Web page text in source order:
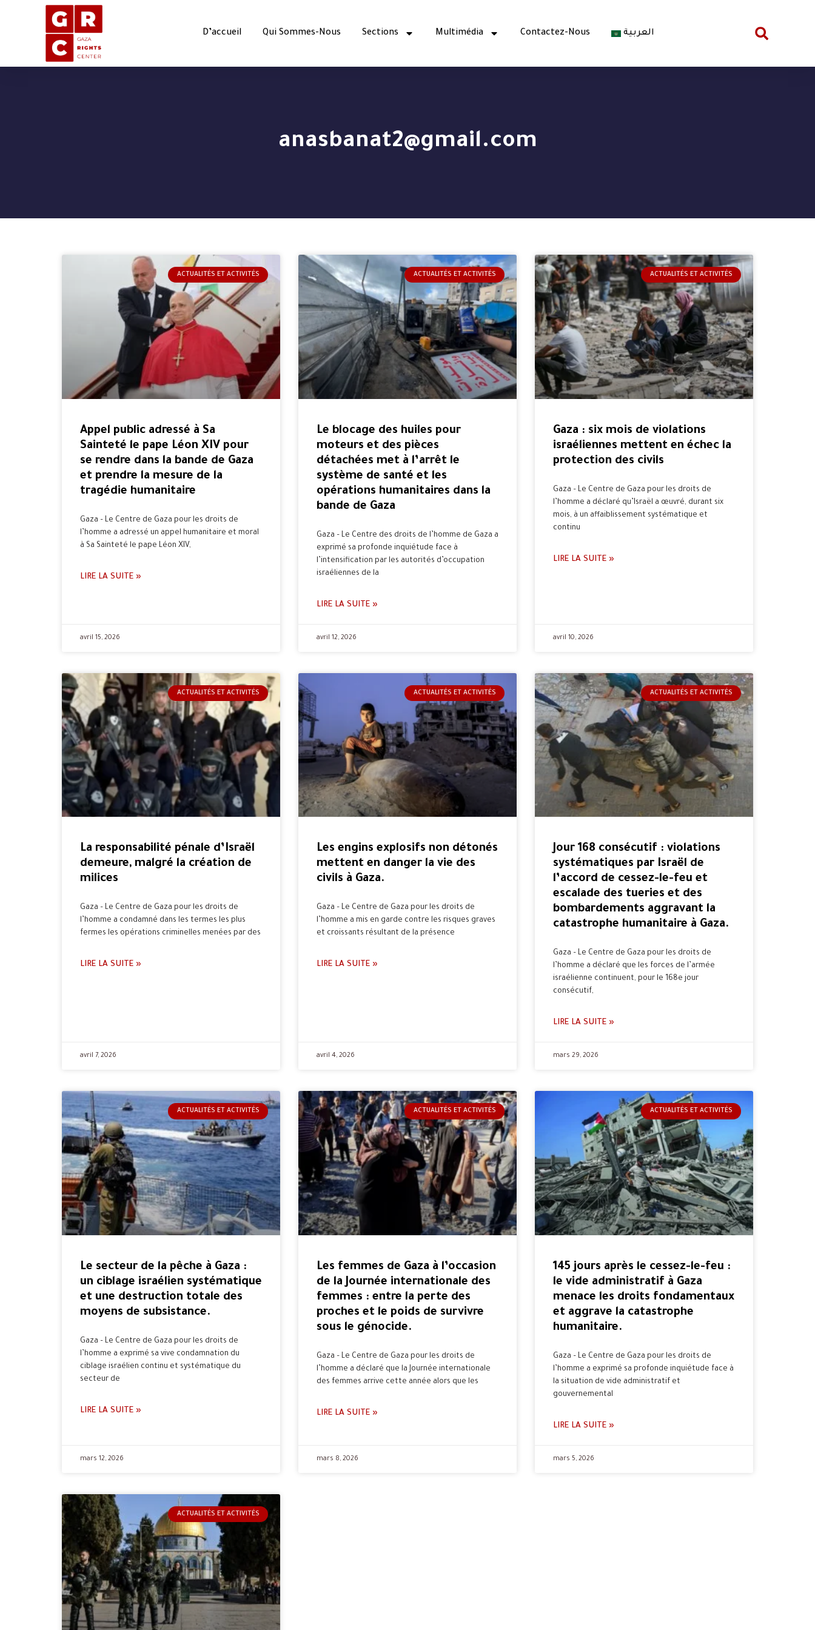
D’accueil Qui Sommes-Nous Sections Multimédia Contactez-Nous العربية
anasbanat2@gmail.com
ACTUALITÉS ET ACTIVITÉS
Appel public adressé à Sa
Sainteté le pape Léon XIV pour
se rendre dans la bande de Gaza
et prendre la mesure de la
tragédie humanitaire
Gaza – Le Centre de Gaza pour les droits de
l’homme a adressé un appel humanitaire et moral
à Sa Sainteté le pape Léon XIV,
LIRE LA SUITE »
avril 15, 2026
ACTUALITÉS ET ACTIVITÉS
Le blocage des huiles pour
moteurs et des pièces
détachées met à l’arrêt le
système de santé et les
opérations humanitaires dans la
bande de Gaza
Gaza – Le Centre des droits de l’homme de Gaza a
exprimé sa profonde inquiétude face à
l’intensification par les autorités d’occupation
israéliennes de la
LIRE LA SUITE »
avril 12, 2026
ACTUALITÉS ET ACTIVITÉS
Gaza : six mois de violations
israéliennes mettent en échec la
protection des civils
Gaza – Le Centre de Gaza pour les droits de
l’homme a déclaré qu’Israël a œuvré, durant six
mois, à un affaiblissement systématique et
continu
LIRE LA SUITE »
avril 10, 2026
ACTUALITÉS ET ACTIVITÉS
La responsabilité pénale d’Israël
demeure, malgré la création de
milices
Gaza – Le Centre de Gaza pour les droits de
l’homme a condamné dans les termes les plus
fermes les opérations criminelles menées par des
LIRE LA SUITE »
avril 7, 2026
ACTUALITÉS ET ACTIVITÉS
Les engins explosifs non détonés
mettent en danger la vie des
civils à Gaza.
Gaza – Le Centre de Gaza pour les droits de
l’homme a mis en garde contre les risques graves
et croissants résultant de la présence
LIRE LA SUITE »
avril 4, 2026
ACTUALITÉS ET ACTIVITÉS
Jour 168 consécutif : violations
systématiques par Israël de
l’accord de cessez-le-feu et
escalade des tueries et des
bombardements aggravant la
catastrophe humanitaire à Gaza.
Gaza – Le Centre de Gaza pour les droits de
l’homme a déclaré que les forces de l’armée
israélienne continuent, pour le 168e jour
consécutif,
LIRE LA SUITE »
mars 29, 2026
ACTUALITÉS ET ACTIVITÉS
Le secteur de la pêche à Gaza :
un ciblage israélien systématique
et une destruction totale des
moyens de subsistance.
Gaza – Le Centre de Gaza pour les droits de
l’homme a exprimé sa vive condamnation du
ciblage israélien continu et systématique du
secteur de
LIRE LA SUITE »
mars 12, 2026
ACTUALITÉS ET ACTIVITÉS
Les femmes de Gaza à l’occasion
de la Journée internationale des
femmes : entre la perte des
proches et le poids de survivre
sous le génocide.
Gaza – Le Centre de Gaza pour les droits de
l’homme a déclaré que la Journée internationale
des femmes arrive cette année alors que les
LIRE LA SUITE »
mars 8, 2026
ACTUALITÉS ET ACTIVITÉS
145 jours après le cessez-le-feu :
le vide administratif à Gaza
menace les droits fondamentaux
et aggrave la catastrophe
humanitaire.
Gaza – Le Centre de Gaza pour les droits de
l’homme a exprimé sa profonde inquiétude face à
la situation de vide administratif et
gouvernemental
LIRE LA SUITE »
mars 5, 2026
ACTUALITÉS ET ACTIVITÉS